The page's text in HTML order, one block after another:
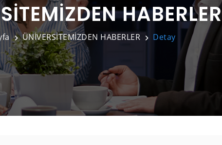
HABERLER
ÜNİVERSİTEMİZDEN HABERLER Detay